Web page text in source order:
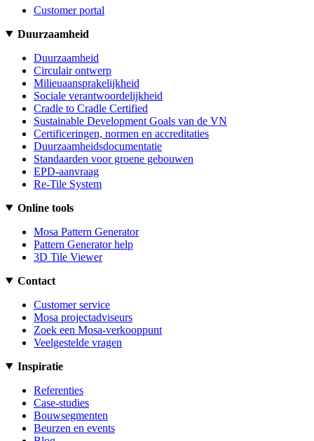
Customer portal
Duurzaamheid
Duurzaamheid
Circulair ontwerp
Milieuaansprakelijkheid
Sociale verantwoordelijkheid
Cradle to Cradle Certified
Sustainable Development Goals van de VN
Certificeringen, normen en accreditaties
Duurzaamheidsdocumentatie
Standaarden voor groene gebouwen
EPD-aanvraag
Re-Tile System
Online tools
Mosa Pattern Generator
Pattern Generator help
3D Tile Viewer
Contact
Customer service
Mosa projectadviseurs
Zoek een Mosa-verkooppunt
Veelgestelde vragen
Inspiratie
Referenties
Case-studies
Bouwsegmenten
Beurzen en events